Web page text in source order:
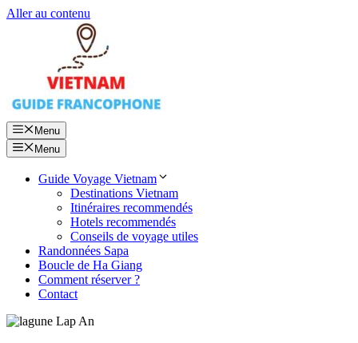
Aller au contenu
Menu
Menu
Guide Voyage Vietnam
Destinations Vietnam
Itinéraires recommendés
Hotels recommendés
Conseils de voyage utiles
Randonnées Sapa
Boucle de Ha Giang
Comment réserver ?
Contact